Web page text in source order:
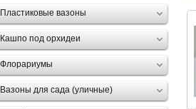
Пластиковые вазоны
Кашпо под орхидеи
Флорариумы
Вазоны для сада (уличные)